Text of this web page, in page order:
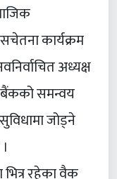
कार्यक्रम
अध्यक्ष
समन्वय
जोड्ने
रहेका वैक